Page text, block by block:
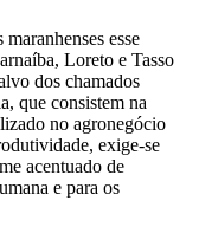
esse
Loreto e Tasso
dos chamados
que consistem na
no agronegócio
exige-se
acentuado de
e para os